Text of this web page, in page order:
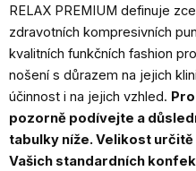
RELAX PREMIUM definuje
zdravotních kompresivních
kvalitních funkčních fashion
nošení s důrazem na jejich
účinnost i na jejich vzhled.
pozorně podívejte a
tabulky níže. Velikost
Vašich standardních